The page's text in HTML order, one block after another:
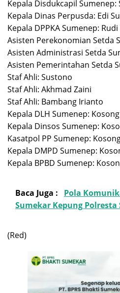
Kepala Disdukcapil Sumenep:
Kepala Dinas Perpusda: Edi
Kepala DPPKA Sumenep:
Asisten Perekonomian Setda
Asisten Administrasi Setda
Asisten Pemerintahan Setda
Staf Ahli: Sustono
Staf Ahli: Akhmad Zaini
Staf Ahli: Bambang Irianto
Kepala DLH Sumenep: Kosong
Kepala Dinsos Sumenep:
Kasatpol PP Sumenep:
Kepala DMPD Sumenep:
Kepala BPBD Sumenep:
Baca Juga :
Pola
Sumekar Kepung Polresta
(Red)